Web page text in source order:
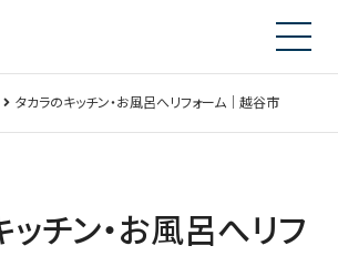
タカラのキッチン・お風呂へリフォーム｜越谷市
チン・お風呂へリフ